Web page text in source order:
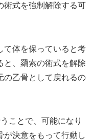
術式を強制解除する可
て体を保っていると考
と、羂索の術式を解除
の乙骨として戻れるの
ことで、可能になり
が決意をもって行動し